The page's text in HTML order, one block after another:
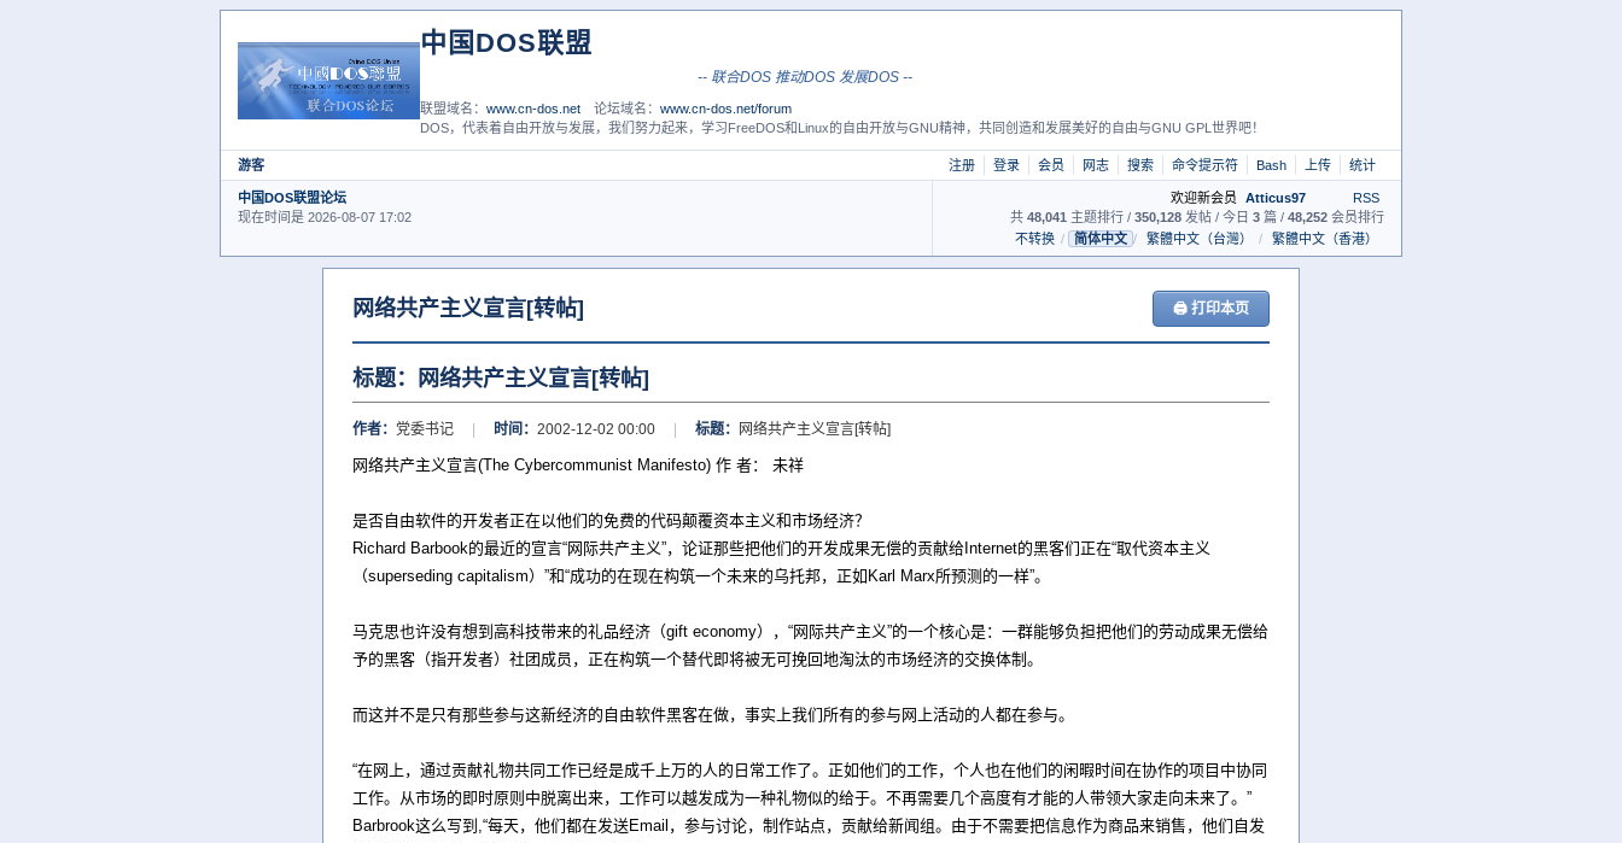
中国DOS联盟
-- 联合DOS 推动DOS 发展DOS --
联盟域名：www.cn-dos.net 论坛域名：www.cn-dos.net/forum
DOS，代表着自由开放与发展，我们努力起来，学习FreeDOS和Linux的自由开放与GNU精神，共同创造和发展美好的自由与GNU GPL世界吧！
游客 注册 登录 会员 网志 搜索 命令提示符 Bash 上传 统计
中国DOS联盟论坛
现在时间是 2026-08-07 17:02
欢迎新会员 Atticus97
RSS
共 48,041 主题排行 / 350,128 发帖 / 今日 3 篇 / 48,252 会员排行
不转换 / 简体中文 / 繁體中文（台灣） / 繁體中文（香港）
网络共产主义宣言[转帖] 🖨 打印本页
标题：网络共产主义宣言[转帖]
作者： 党委书记 时间： 2002-12-02 00:00 标题： 网络共产主义宣言[转帖]
网络共产主义宣言(The Cybercommunist Manifesto) 作 者： 未祥
是否自由软件的开发者正在以他们的免费的代码颠覆资本主义和市场经济？
Richard Barbook的最近的宣言“网际共产主义”，论证那些把他们的开发成果无偿的贡献给Internet的黑客们正在“取代资本主义
（superseding capitalism）”和“成功的在现在构筑一个未来的乌托邦，正如Karl Marx所预测的一样”。
马克思也许没有想到高科技带来的礼品经济（gift economy），“网际共产主义”的一个核心是：一群能够负担把他们的劳动成果无偿给
予的黑客（指开发者）社团成员，正在构筑一个替代即将被无可挽回地淘汰的市场经济的交换体制。
而这并不是只有那些参与这新经济的自由软件黑客在做，事实上我们所有的参与网上活动的人都在参与。
“在网上，通过贡献礼物共同工作已经是成千上万的人的日常工作了。正如他们的工作，个人也在他们的闲暇时间在协作的项目中协同
工作。从市场的即时原则中脱离出来，工作可以越发成为一种礼物似的给于。不再需要几个高度有才能的人带领大家走向未来了。”
Barbrook这么写到,“每天，他们都在发送Email，参与讨论，制作站点，贡献给新闻组。由于不需要把信息作为商品来销售，他们自发